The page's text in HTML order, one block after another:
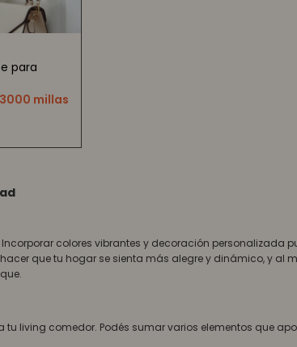
para
millas
colores vibrantes y decoración personalizada
que tu hogar se sienta más alegre y dinámico, y al
living comedor. Podés sumar varios elementos que